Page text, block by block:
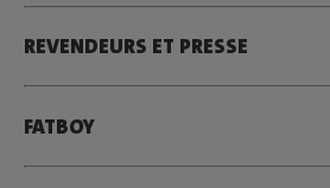
REVENDEURS ET PRESSE
FATBOY